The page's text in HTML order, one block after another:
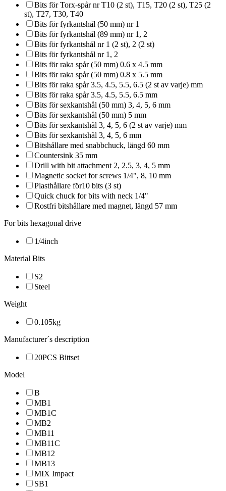
Bits för Torx-spår nr T10 (2 st), T15, T20 (2 st), T25 (2
st), T27, T30, T40
Bits för fyrkantshål (50 mm) nr 1
Bits för fyrkantshål (89 mm) nr 1, 2
Bits för fyrkantshål nr 1 (2 st), 2 (2 st)
Bits för fyrkantshål nr 1, 2
Bits för raka spår (50 mm) 0.6 x 4.5 mm
Bits för raka spår (50 mm) 0.8 x 5.5 mm
Bits för raka spår 3.5, 4.5, 5.5, 6.5 (2 st av varje) mm
Bits för raka spår 3.5, 4.5, 5.5, 6.5 mm
Bits för sexkantshål (50 mm) 3, 4, 5, 6 mm
Bits för sexkantshål (50 mm) 5 mm
Bits för sexkantshål 3, 4, 5, 6 (2 st av varje) mm
Bits för sexkantshål 3, 4, 5, 6 mm
Bitshållare med snabbchuck, längd 60 mm
Countersink 35 mm
Drill with bit attachment 2, 2.5, 3, 4, 5 mm
Magnetic socket for screws 1/4", 8, 10 mm
Plasthållare för10 bits (3 st)
Quick chuck for bits with neck 1/4"
Rostfri bitshållare med magnet, längd 57 mm
For bits hexagonal drive
1/4inch
Material Bits
S2
Steel
Weight
0.105kg
Manufacturer´s description
20PCS Bittset
Model
B
MB1
MB1C
MB2
MB11
MB11C
MB12
MB13
MIX Impact
SB1